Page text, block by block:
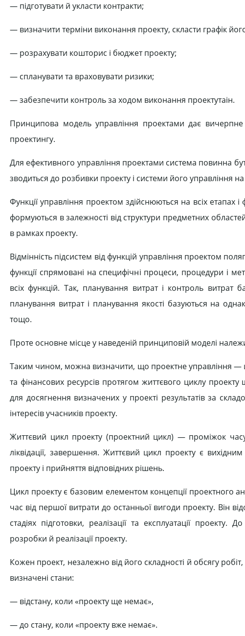
— підготувати й укласти контракти;
— визначити терміни виконання проекту, скласти графік
— розрахувати кошторис і бюджет проекту;
— спланувати та враховувати ризики;
— забезпечити контроль за ходом виконання проектутаін.
Принципова модель управління проектами дає
проектингу.
Для ефективного управління проектами система повинна
зводиться до розбивки проекту і системи його управління
Функції управління проектом здійснюються на всіх етапах
формуються в залежності від структури предметних
в рамках проекту.
Відмінність підсистем від функцій управління проектом
функції спрямовані на специфічні процеси, процедури і
всіх функцій. Так, планування витрат і контроль
планування витрат і планування якості базуються на
тощо.
Проте основне місце у наведеній принциповій моделі
Таким чином, можна визначити, що проектне управління —
та фінансових ресурсів протягом життєвого циклу
для досягнення визначених у проекті результатів за
інтересів учасників проекту.
Життєвий цикл проекту (проектний цикл) — проміжок
ліквідації, завершення. Життєвий цикл проекту є
проекту і прийняття відповідних рішень.
Цикл проекту є базовим елементом концепції проектного
час від першої витрати до останньої вигоди проекту. Він
стадіях підготовки, реалізації та експлуатації
розробки й реалізації проекту.
Кожен проект, незалежно від його складності й обсягу
визначені стани:
— відстану, коли «проекту ще немає»,
— до стану, коли «проекту вже немає».